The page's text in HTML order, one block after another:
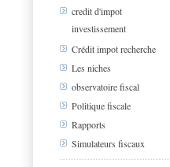
credit d'impot
investissement
Crédit impot recherche
Les niches
observatoire fiscal
Politique fiscale
Rapports
Simulateurs fiscaux